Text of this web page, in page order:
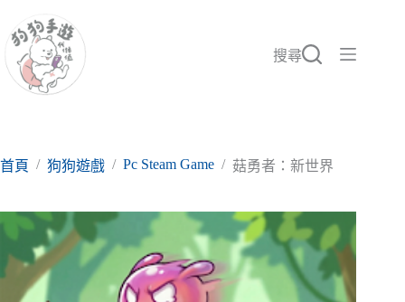
至
要
搜尋
首頁 / 狗狗遊戲 / Pc Steam Game / 菇勇者：新世界